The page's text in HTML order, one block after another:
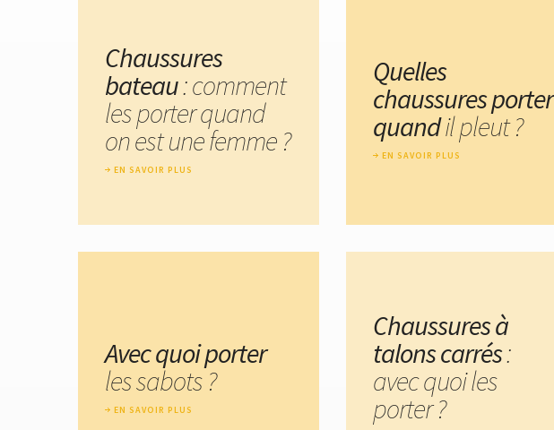
Chaussures
bateau: comment
les porter quand
on est une femme ?
EN SAVOIR PLUS
Quelles
chaussures porter
quandil pleut ?
EN SAVOIR PLUS
Avec quoi porter
les sabots ?
EN SAVOIR PLUS
Chaussures à
talons carrés:
avec quoi les
porter ?